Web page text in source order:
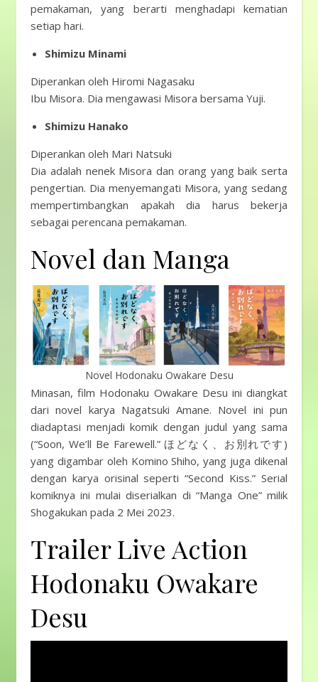
pemakaman, yang berarti menghadapi kematian
setiap hari.
Shimizu Minami
Diperankan oleh Hiromi Nagasaku
Ibu Misora. Dia mengawasi Misora ​​bersama Yuji.
Shimizu Hanako
Diperankan oleh Mari Natsuki
Dia adalah nenek Misora ​​dan orang yang baik serta
pengertian. Dia menyemangati Misora, yang sedang
mempertimbangkan apakah dia harus bekerja
sebagai perencana pemakaman.
Novel dan Manga
Novel Hodonaku Owakare Desu
Minasan, film Hodonaku Owakare Desu ini diangkat
dari novel karya Nagatsuki Amane. Novel ini pun
diadaptasi menjadi komik dengan judul yang sama
(“Soon, We’ll Be Farewell.” ほどなく、お別れです)
yang digambar oleh Komino Shiho, yang juga dikenal
dengan karya orisinal seperti “Second Kiss.” Serial
komiknya ini mulai diserialkan di “Manga One” milik
Shogakukan pada 2 Mei 2023.
Trailer Live Action
Hodonaku Owakare
Desu